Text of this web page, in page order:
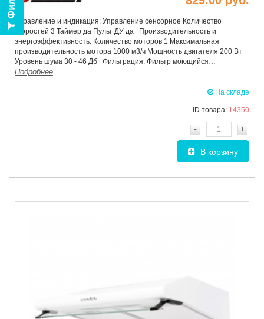
Управление и индикация: Управление сенсорное Количество
скоростей 3 Таймер да Пульт ДУ да Производительность и
энергоэффективность: Количество моторов 1 Максимальная
производительность мотора 1000 м3/ч Мощность двигателя 200 Вт
Уровень шума 30 - 46 Дб Фильтрация: Фильтр моющийся…
Подробнее
На складе
ID товара: 14350
- +
В корзину